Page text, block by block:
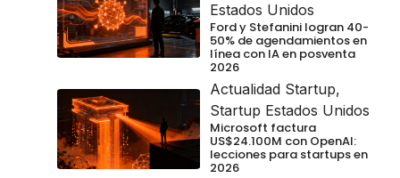
Estados Unidos
Ford y Stefanini logran 40-
50% de agendamientos en
línea con IA en posventa
2026
Actualidad Startup,
Startup Estados Unidos
Microsoft factura
US$24.100M con OpenAI:
lecciones para startups en
2026